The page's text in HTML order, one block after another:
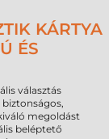
KÁRTYA
ÉS
választás
megoldást
beléptető